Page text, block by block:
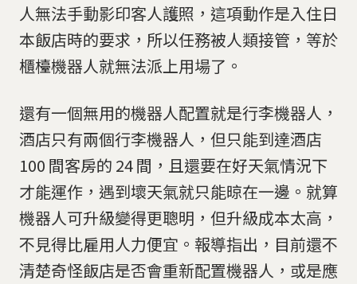
人無法手動影印客人護照，這項動作是入住日
本飯店時的要求，所以任務被人類接管，等於
櫃檯機器人就無法派上用場了。
還有一個無用的機器人配置就是行李機器人，
酒店只有兩個行李機器人，但只能到達酒店
100 間客房的 24 間，且還要在好天氣情況下
才能運作，遇到壞天氣就只能晾在一邊。就算
機器人可升級變得更聰明，但升級成本太高，
不見得比雇用人力便宜。報導指出，目前還不
清楚奇怪飯店是否會重新配置機器人，或是應